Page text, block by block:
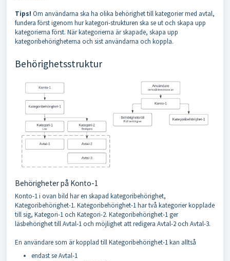
Tips! Om användarna ska ha olika behörighet till kategorier med avtal,
fundera först igenom hur kategori-strukturen ska se ut och skapa upp
kategorierna först. När kategorierna är skapade, skapa upp
kategoribehörigheterna och sist användarna och koppla.
Behörighetsstruktur
Behörigheter på Konto-1
Konto-1 i ovan bild har en skapad kategoribehörighet,
Kategoribehörighet-1. Kategoribehörighet-1 har två kategorier kopplade
till sig, Kategori-1 och Kategori-2. Kategoribehörighet-1 ger
läsbehörighet till Avtal-1 och möjlighet att redigera Avtal-2 och Avtal-3.
En användare som är kopplad till Kategoribehörighet-1 kan alltså
endast se Avtal-1